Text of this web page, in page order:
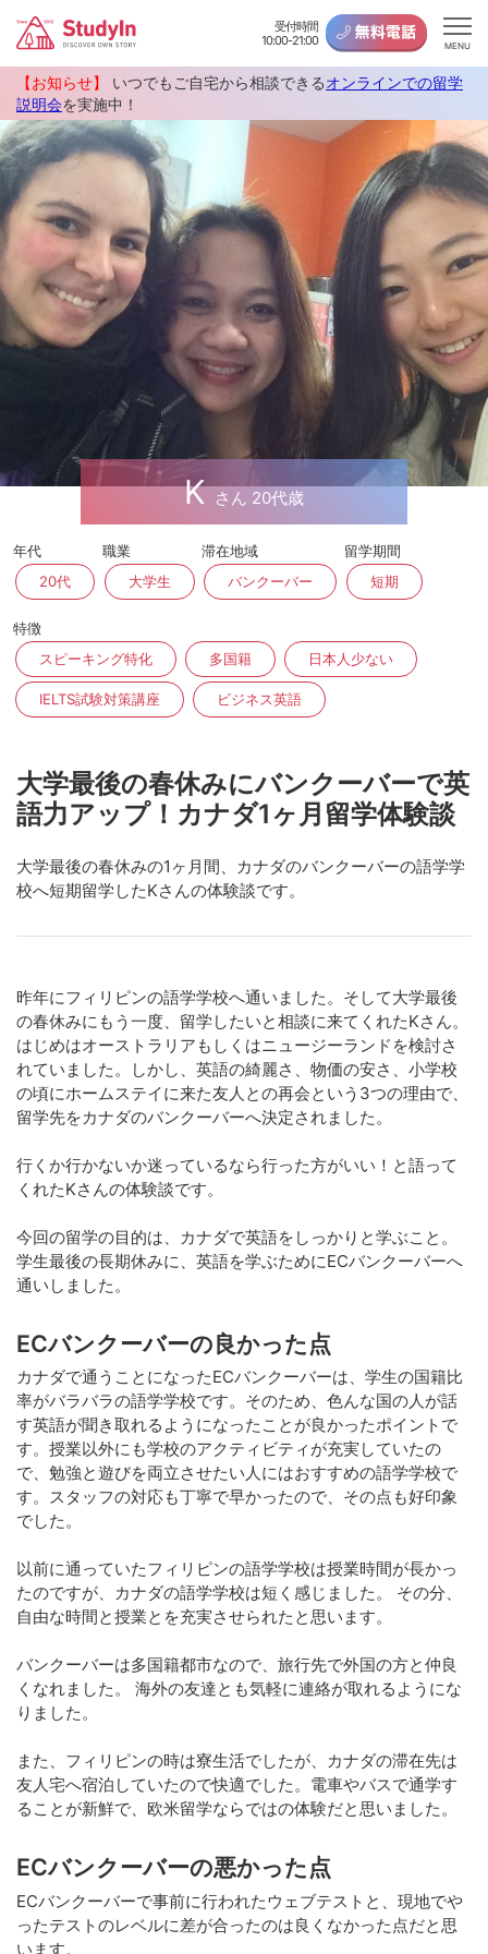
受付時間
10:00-21:00
MENU
【お知らせ】 いつでもご自宅から相談できるオンラインでの留学
説明会を実施中！
K さん 20代歳
年代
20代
職業
大学生
滞在地域
バンクーバー
留学期間
短期
特徴
スピーキング特化
多国籍 日本人少ない
IELTS試験対策講座 ビジネス英語
大学最後の春休みにバンクーバーで英
語力アップ！カナダ1ヶ月留学体験談
大学最後の春休みの1ヶ月間、カナダのバンクーバーの語学学
校へ短期留学したKさんの体験談です。
昨年にフィリピンの語学学校へ通いました。そして大学最後
の春休みにもう一度、留学したいと相談に来てくれたKさん。
はじめはオーストラリアもしくはニュージーランドを検討さ
れていました。しかし、英語の綺麗さ、物価の安さ、小学校
の頃にホームステイに来た友人との再会という3つの理由で、
留学先をカナダのバンクーバーへ決定されました。
行くか行かないか迷っているなら行った方がいい！と語って
くれたKさんの体験談です。
今回の留学の目的は、カナダで英語をしっかりと学ぶこと。
学生最後の長期休みに、英語を学ぶためにECバンクーバーへ
通いしました。
ECバンクーバーの良かった点
カナダで通うことになったECバンクーバーは、学生の国籍比
率がバラバラの語学学校です。そのため、色んな国の人が話
す英語が聞き取れるようになったことが良かったポイントで
す。授業以外にも学校のアクティビティが充実していたの
で、勉強と遊びを両立させたい人にはおすすめの語学学校で
す。スタッフの対応も丁寧で早かったので、その点も好印象
でした。
以前に通っていたフィリピンの語学学校は授業時間が長かっ
たのですが、カナダの語学学校は短く感じました。 その分、
自由な時間と授業とを充実させられたと思います。
バンクーバーは多国籍都市なので、旅行先で外国の方と仲良
くなれました。 海外の友達とも気軽に連絡が取れるようにな
りました。
また、フィリピンの時は寮生活でしたが、カナダの滞在先は
友人宅へ宿泊していたので快適でした。電車やバスで通学す
ることが新鮮で、欧米留学ならではの体験だと思いました。
ECバンクーバーの悪かった点
ECバンクーバーで事前に行われたウェブテストと、現地でや
ったテストのレベルに差が合ったのは良くなかった点だと思
います。